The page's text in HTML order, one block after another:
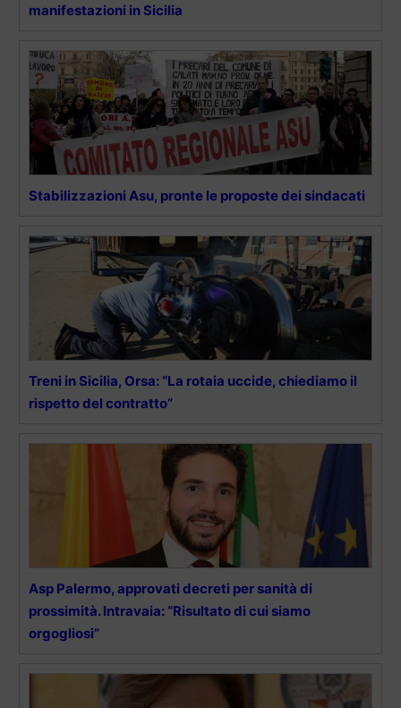
manifestazioni in Sicilia
Stabilizzazioni Asu, pronte le proposte dei sindacati
Treni in Sicilia, Orsa: “La rotaia uccide, chiediamo il
rispetto del contratto”
Asp Palermo, approvati decreti per sanità di
prossimità. Intravaia: “Risultato di cui siamo
orgogliosi”